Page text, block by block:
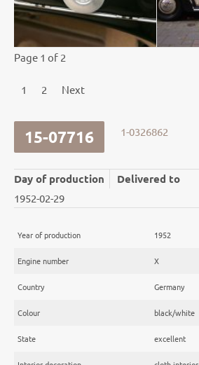
Page 1 of 2
1 2 Next
15-07716 1-0326862
Day of production
1952-02-29
Delivered to
Year of production 1952
Engine number X
Country Germany
Colour black/white
State excellent